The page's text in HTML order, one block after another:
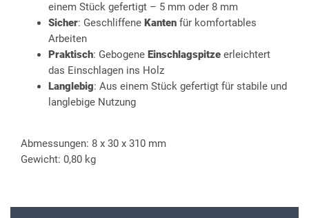
einem Stück gefertigt – 5 mm oder 8 mm
Sicher: Geschliffene Kanten für komfortables
Arbeiten
Praktisch: Gebogene Einschlagspitze erleichtert
das Einschlagen ins Holz
Langlebig: Aus einem Stück gefertigt für stabile und
langlebige Nutzung
Abmessungen: 8 x 30 x 310 mm
Gewicht: 0,80 kg